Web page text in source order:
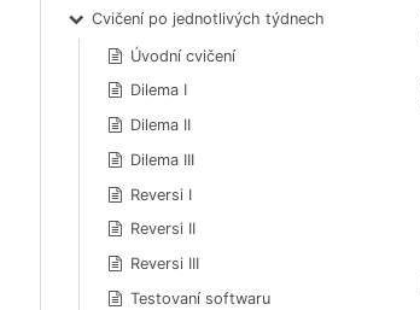
Cvičení po jednotlivých týdnech
Úvodní cvičení
Dilema I
Dilema II
Dilema III
Reversi I
Reversi II
Reversi III
Testovaní softwaru